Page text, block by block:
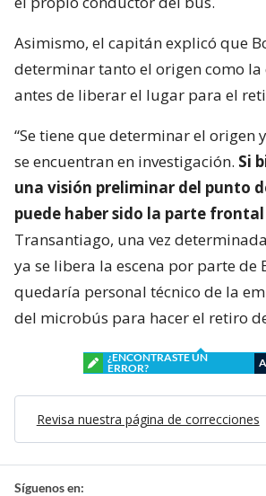
Asimismo, el capitán explicó que
determinar tanto el origen como la
antes de liberar el lugar para el
“Se tiene que determinar el origen
se encuentran en investigación. Si
una visión preliminar del punto
puede haber sido la parte
Transantiago, una vez
ya se libera la escena por parte de
quedaría personal técnico de la
del microbús para hacer el retiro
¿ENCONTRASTE UN
ERROR?
Revisa nuestra página de correcciones
Síguenos en: